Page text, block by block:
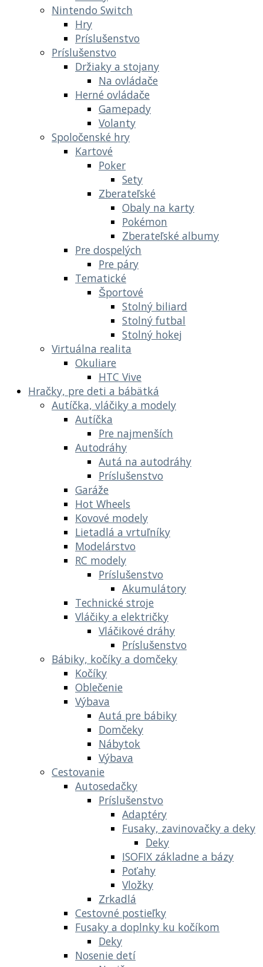
Nintendo Switch
Hry
Príslušenstvo
Príslušenstvo
Držiaky a stojany
Na ovládače
Herné ovládače
Gamepady
Volanty
Spoločenské hry
Kartové
Poker
Sety
Zberateľské
Obaly na karty
Pokémon
Zberateľské albumy
Pre dospelých
Pre páry
Tematické
Športové
Stolný biliard
Stolný futbal
Stolný hokej
Virtuálna realita
Okuliare
HTC Vive
Hračky, pre deti a bábätká
Autíčka, vláčiky a modely
Autíčka
Pre najmenších
Autodráhy
Autá na autodráhy
Príslušenstvo
Garáže
Hot Wheels
Kovové modely
Lietadlá a vrtuľníky
Modelárstvo
RC modely
Príslušenstvo
Akumulátory
Technické stroje
Vláčiky a električky
Vláčikové dráhy
Príslušenstvo
Bábiky, kočíky a domčeky
Kočíky
Oblečenie
Výbava
Autá pre bábiky
Domčeky
Nábytok
Výbava
Cestovanie
Autosedačky
Príslušenstvo
Adaptéry
Fusaky, zavinovačky a deky
Deky
ISOFIX základne a bázy
Poťahy
Vložky
Zrkadlá
Cestovné postieľky
Fusaky a doplnky ku kočíkom
Deky
Nosenie detí